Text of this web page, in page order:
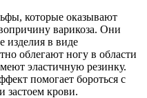
которые оказывают
варикоза. Они
изделия в виде
облегают ногу в области
эластичную резинку.
помогает бороться с
застоем крови.